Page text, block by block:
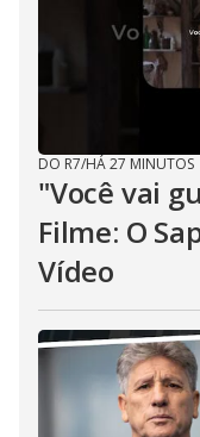
DO R7/HÁ 27 MINUTOS
"Você vai
Filme: O
Vídeo